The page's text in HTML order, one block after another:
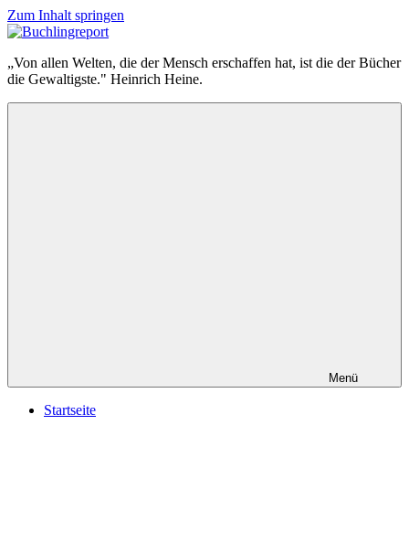
Zum Inhalt springen
Buchlingreport
„Von allen Welten, die der Mensch erschaffen hat, ist die der Bücher
die Gewaltigste." Heinrich Heine.
Menü
Startseite